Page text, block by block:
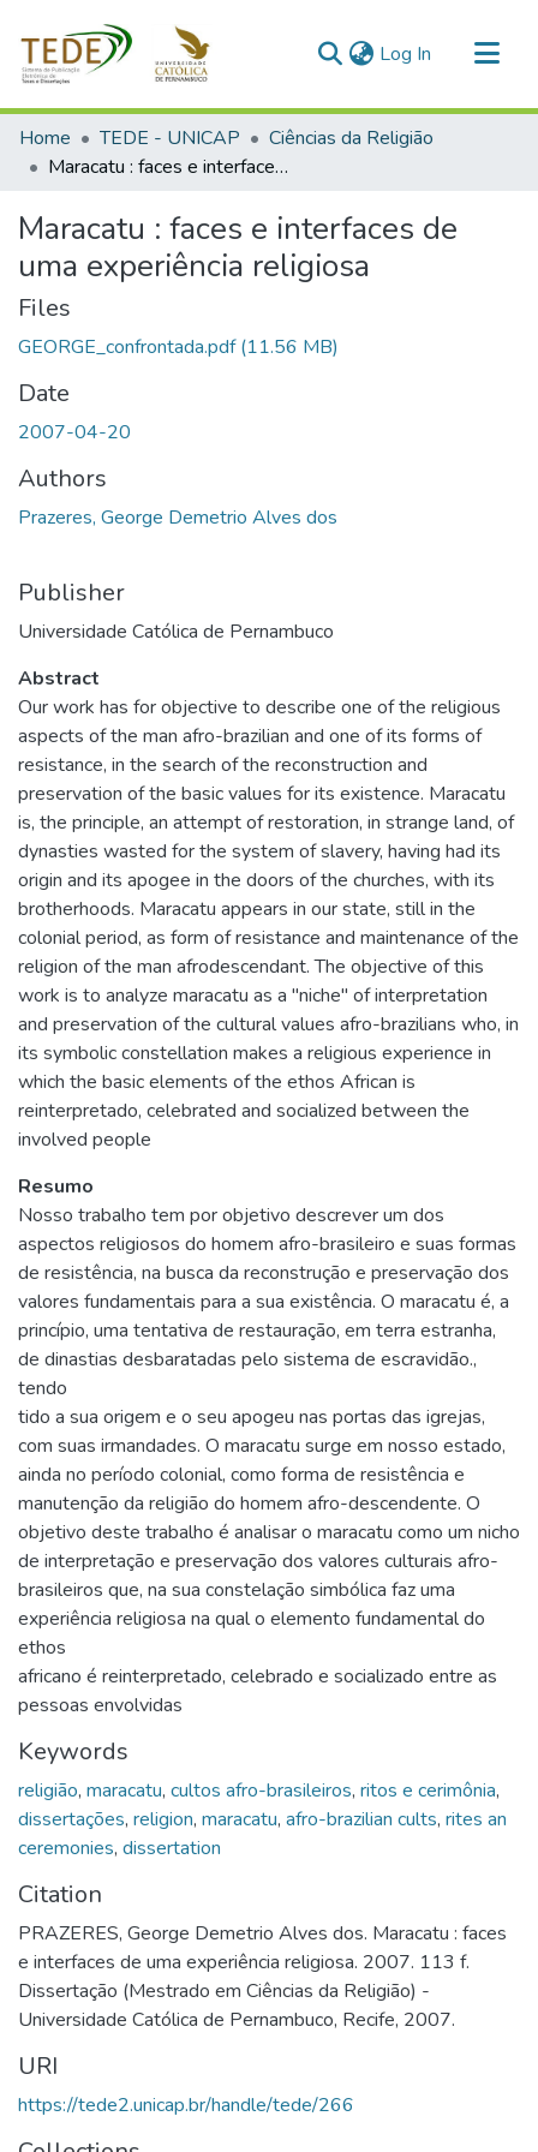
Log In (current)
Communities & Collections
All of DSpace
Home TEDE - UNICAP
Ciências da Religião
Maracatu : faces e interfaces de uma experiência religiosa
Maracatu : faces e interfaces de
uma experiência religiosa
Files
GEORGE_confrontada.pdf(11.56 MB)
Date
2007-04-20
Authors
Prazeres, George Demetrio Alves dos
Publisher
Universidade Católica de Pernambuco
Abstract
Our work has for objective to describe one of the religious
aspects of the man afro-brazilian and one of its forms of
resistance, in the search of the reconstruction and
preservation of the basic values for its existence. Maracatu
is, the principle, an attempt of restoration, in strange land, of
dynasties wasted for the system of slavery, having had its
origin and its apogee in the doors of the churches, with its
brotherhoods. Maracatu appears in our state, still in the
colonial period, as form of resistance and maintenance of the
religion of the man afrodescendant. The objective of this
work is to analyze maracatu as a "niche" of interpretation
and preservation of the cultural values afro-brazilians who, in
its symbolic constellation makes a religious experience in
which the basic elements of the ethos African is
reinterpretado, celebrated and socialized between the
involved people
Resumo
Nosso trabalho tem por objetivo descrever um dos
aspectos religiosos do homem afro-brasileiro e suas formas
de resistência, na busca da reconstrução e preservação dos
valores fundamentais para a sua existência. O maracatu é, a
princípio, uma tentativa de restauração, em terra estranha,
de dinastias desbaratadas pelo sistema de escravidão.,
tendo
tido a sua origem e o seu apogeu nas portas das igrejas,
com suas irmandades. O maracatu surge em nosso estado,
ainda no período colonial, como forma de resistência e
manutenção da religião do homem afro-descendente. O
objetivo deste trabalho é analisar o maracatu como um nicho
de interpretação e preservação dos valores culturais afro-
brasileiros que, na sua constelação simbólica faz uma
experiência religiosa na qual o elemento fundamental do
ethos
africano é reinterpretado, celebrado e socializado entre as
pessoas envolvidas
Keywords
religião, maracatu, cultos afro-brasileiros, ritos e cerimônia,
dissertações, religion, maracatu, afro-brazilian cults, rites an
ceremonies, dissertation
Citation
PRAZERES, George Demetrio Alves dos. Maracatu : faces
e interfaces de uma experiência religiosa. 2007. 113 f.
Dissertação (Mestrado em Ciências da Religião) -
Universidade Católica de Pernambuco, Recife, 2007.
URI
https://tede2.unicap.br/handle/tede/266